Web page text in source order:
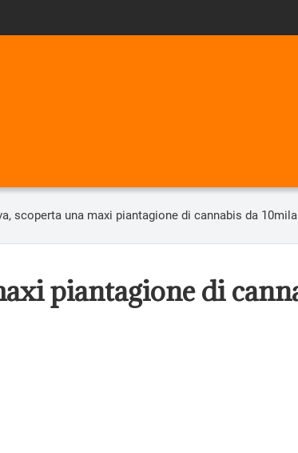
scoperta una maxi piantagione di cannabis da
piantagione di